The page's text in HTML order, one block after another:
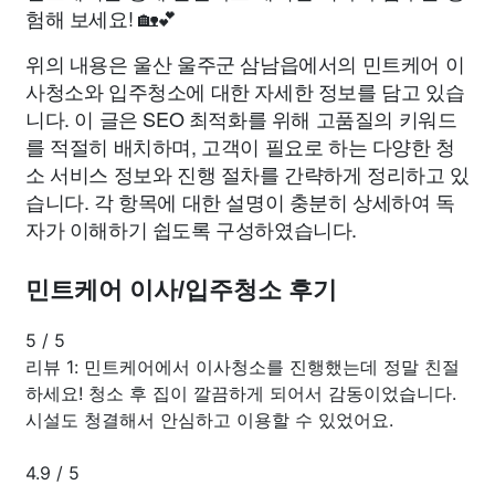
험해 보세요! 🏡💕
위의 내용은 울산 울주군 삼남읍에서의 민트케어 이
사청소와 입주청소에 대한 자세한 정보를 담고 있습
니다. 이 글은 SEO 최적화를 위해 고품질의 키워드
를 적절히 배치하며, 고객이 필요로 하는 다양한 청
소 서비스 정보와 진행 절차를 간략하게 정리하고 있
습니다. 각 항목에 대한 설명이 충분히 상세하여 독
자가 이해하기 쉽도록 구성하였습니다.
민트케어 이사/입주청소 후기
5 / 5
리뷰 1: 민트케어에서 이사청소를 진행했는데 정말 친절
하세요! 청소 후 집이 깔끔하게 되어서 감동이었습니다.
시설도 청결해서 안심하고 이용할 수 있었어요.
4.9 / 5